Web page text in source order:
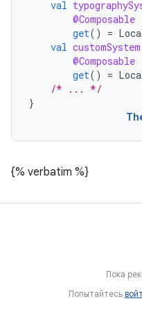
val
@Composable
get() =
val customSystem
@Composable
get() =
/* ... */
}
{% verbatim %}
Пока
Попытайтесь